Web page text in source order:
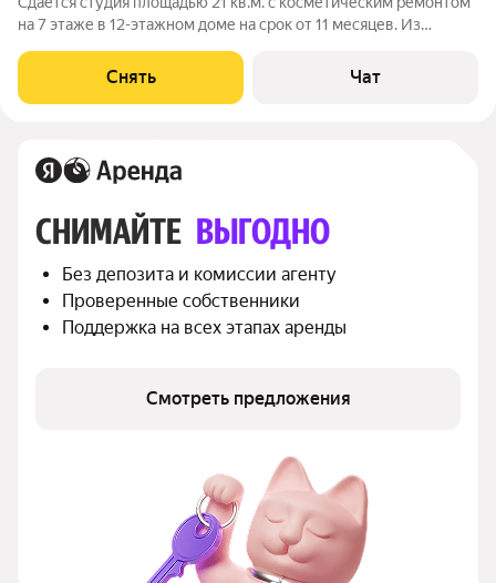
на 7 этаже в 12-этажном доме на срок от 11 месяцев. Из
Посудомоечная машина Микроволновка Дом - монолитный,
окна выходят во двор.
Снять Чат
СНИМАЙТЕ ВЫГОДНО
Без депозита и комиссии агенту
Проверенные собственники
Поддержка на всех этапах аренды
Смотреть предложения